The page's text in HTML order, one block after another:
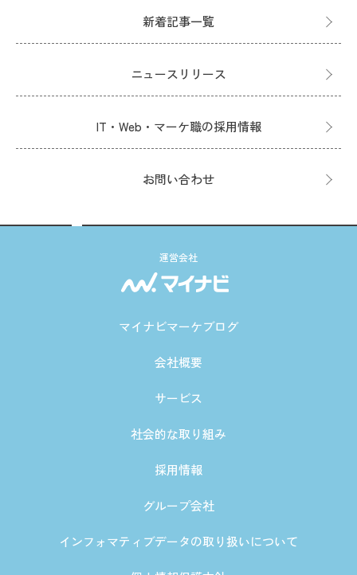
新着記事一覧
ニュースリリース
IT・Web・マーケ職の採用情報
お問い合わせ
運営会社
マイナビマーケブログ
会社概要
サービス
社会的な取り組み
採用情報
グループ会社
インフォマティブデータの取り扱いについて